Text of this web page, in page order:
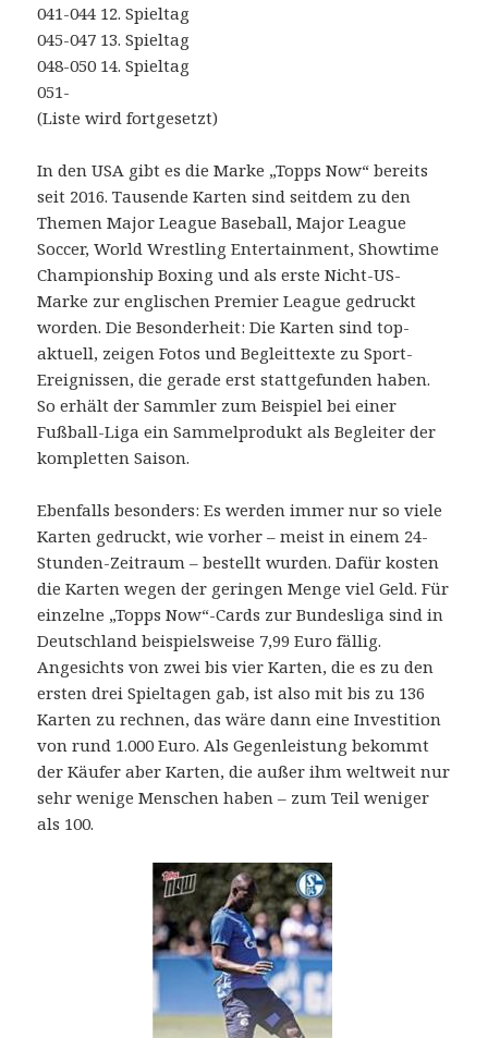
041-044 12. Spieltag
045-047 13. Spieltag
048-050 14. Spieltag
051-
(Liste wird fortgesetzt)
In den USA gibt es die Marke „Topps Now“ bereits
seit 2016. Tausende Karten sind seitdem zu den
Themen Major League Baseball, Major League
Soccer, World Wrestling Entertainment, Showtime
Championship Boxing und als erste Nicht-US-
Marke zur englischen Premier League gedruckt
worden. Die Besonderheit: Die Karten sind top-
aktuell, zeigen Fotos und Begleittexte zu Sport-
Ereignissen, die gerade erst stattgefunden haben.
So erhält der Sammler zum Beispiel bei einer
Fußball-Liga ein Sammelprodukt als Begleiter der
kompletten Saison.
Ebenfalls besonders: Es werden immer nur so viele
Karten gedruckt, wie vorher – meist in einem 24-
Stunden-Zeitraum – bestellt wurden. Dafür kosten
die Karten wegen der geringen Menge viel Geld. Für
einzelne „Topps Now“-Cards zur Bundesliga sind in
Deutschland beispielsweise 7,99 Euro fällig.
Angesichts von zwei bis vier Karten, die es zu den
ersten drei Spieltagen gab, ist also mit bis zu 136
Karten zu rechnen, das wäre dann eine Investition
von rund 1.000 Euro. Als Gegenleistung bekommt
der Käufer aber Karten, die außer ihm weltweit nur
sehr wenige Menschen haben – zum Teil weniger
als 100.